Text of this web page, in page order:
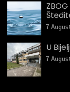
ZBOG
7
U
7